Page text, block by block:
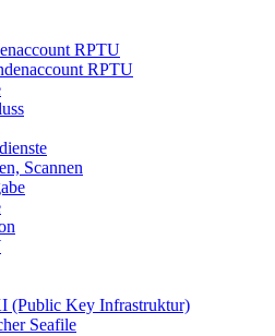
RPTU
RPTU
Scannen
(Public Key Infrastruktur)
Seafile